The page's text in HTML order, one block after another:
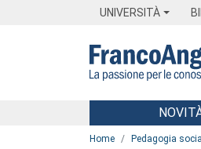
UNIVERSITÀ
Menu
Home Pedagogia